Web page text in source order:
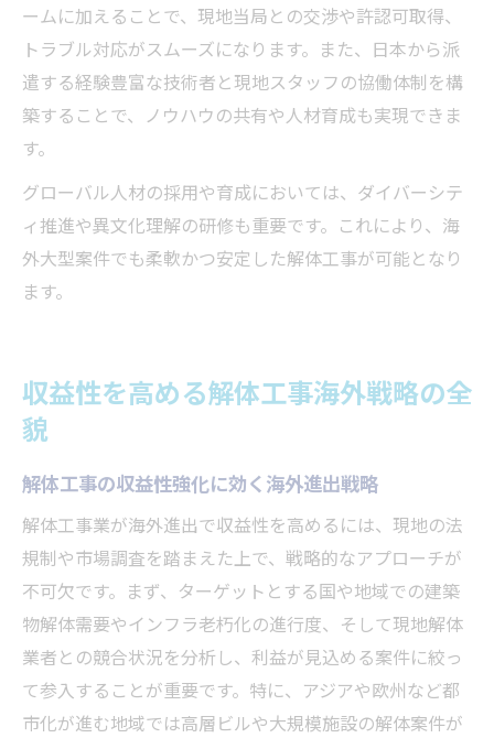
ームに加えることで、現地当局との交渉や許認可取得、
トラブル対応がスムーズになります。また、日本から派
遣する経験豊富な技術者と現地スタッフの協働体制を構
築することで、ノウハウの共有や人材育成も実現できま
す。
グローバル人材の採用や育成においては、ダイバーシテ
ィ推進や異文化理解の研修も重要です。これにより、海
外大型案件でも柔軟かつ安定した解体工事が可能となり
ます。
収益性を高める解体工事海外戦略の全
貌
解体工事の収益性強化に効く海外進出戦略
解体工事業が海外進出で収益性を高めるには、現地の法
規制や市場調査を踏まえた上で、戦略的なアプローチが
不可欠です。まず、ターゲットとする国や地域での建築
物解体需要やインフラ老朽化の進行度、そして現地解体
業者との競合状況を分析し、利益が見込める案件に絞っ
て参入することが重要です。特に、アジアや欧州など都
市化が進む地域では高層ビルや大規模施設の解体案件が